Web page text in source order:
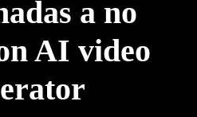
a no
AI video